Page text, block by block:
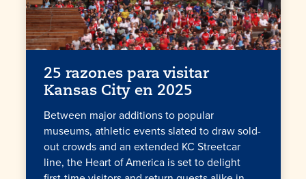
25 razones para visitar
Kansas Cityen 2025
Between major additions to popular
museums, athletic events slated to draw sold-
out crowds and an extended KC Streetcar
line, the Heart of America is set to delight